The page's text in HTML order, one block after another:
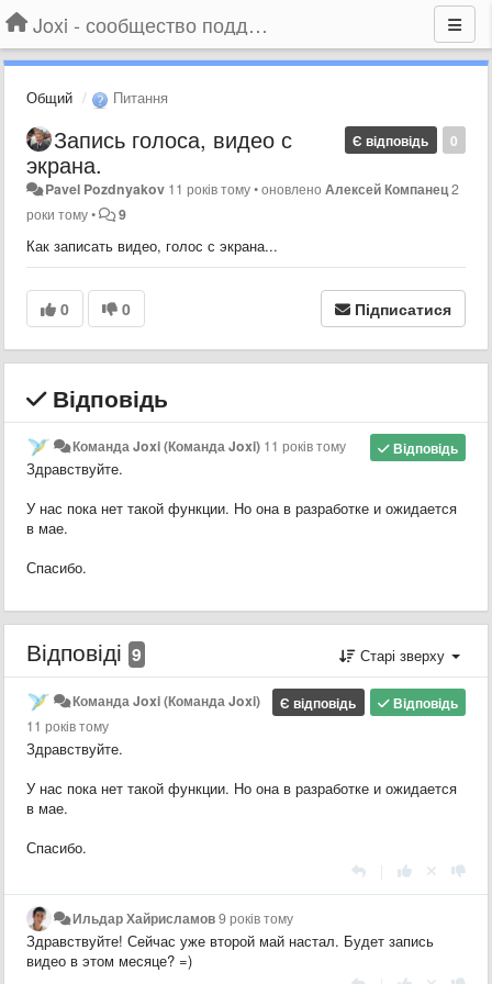
Joxi - сообщество поддержки
Общий Питання
0
Є відповідь
Запись голоса, видео с
экрана.
Pavel Pozdnyakov 11 років тому•оновленоАлексей Компанец2
роки тому• 9
Как записать видео, голос с экрана...
0 0 Підписатися
Відповідь
Відповідь
Команда Joxi (Команда Joxi) 11 років тому
Здравствуйте.
У нас пока нет такой функции. Но она в разработке и ожидается
в мае.
Спасибо.
Відповіді 9 Старі зверху
Відповідь
Є відповідь
Команда Joxi (Команда Joxi)
11 років тому
Здравствуйте.
У нас пока нет такой функции. Но она в разработке и ожидается
в мае.
Спасибо.
Ильдар Хайрисламов9 років тому
Здравствуйте! Сейчас уже второй май настал. Будет запись
видео в этом месяце? =)